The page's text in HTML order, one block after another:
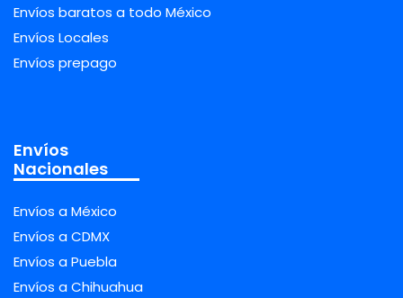
Envíos baratos a todo México
Envíos Locales
Envíos prepago
Envíos
Nacionales
Envíos a México
Envíos a CDMX
Envíos a Puebla
Envíos a Chihuahua